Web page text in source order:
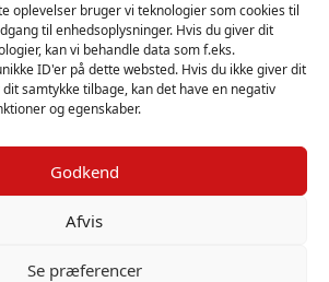
oplevelser bruger vi teknologier som cookies til
til enhedsoplysninger. Hvis du giver dit
kan vi behandle data som f.eks.
ID'er på dette websted. Hvis du ikke giver dit
samtykke tilbage, kan det have en negativ
og egenskaber.
Godkend
Afvis
Se præferencer